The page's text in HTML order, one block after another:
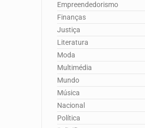
Empreendedorismo
Finanças
Justiça
Literatura
Moda
Multimédia
Mundo
Música
Nacional
Política